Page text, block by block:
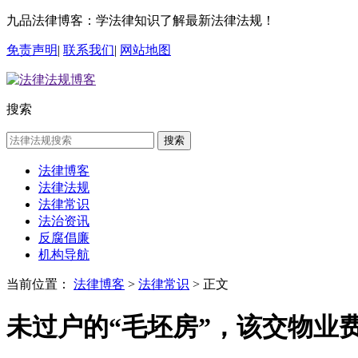
九品法律博客：学法律知识了解最新法律法规！
免责声明| 联系我们| 网站地图
搜索
搜索
法律博客
法律法规
法律常识
法治资讯
反腐倡廉
机构导航
当前位置： 法律博客 > 法律常识 > 正文
未过户的“毛坯房”，该交物业